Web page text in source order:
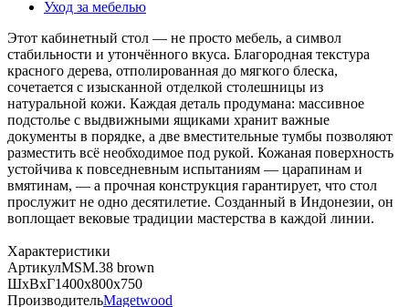
Уход за мебелью
Этот кабинетный стол — не просто мебель, а символ
стабильности и утончённого вкуса. Благородная текстура
красного дерева, отполированная до мягкого блеска,
сочетается с изысканной отделкой столешницы из
натуральной кожи. Каждая деталь продумана: массивное
подстолье с выдвижными ящиками хранит важные
документы в порядке, а две вместительные тумбы позволяют
разместить всё необходимое под рукой. Кожаная поверхность
устойчива к повседневным испытаниям — царапинам и
вмятинам, — а прочная конструкция гарантирует, что стол
прослужит не одно десятилетие. Созданный в Индонезии, он
воплощает вековые традиции мастерства в каждой линии.
Характеристики
АртикулMSM.38 brown
ШхВхГ1400х800х750
ПроизводительMagetwood